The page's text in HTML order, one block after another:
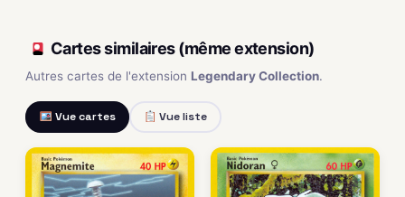
Cartes similaires (même extension)
Autres cartes de l'extension Legendary Collection.
Vue cartes Vue liste